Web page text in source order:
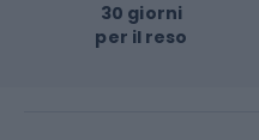
30 giorni
per il reso